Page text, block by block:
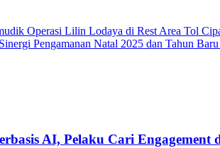
Operasi Lilin Lodaya di Rest Area Tol
Pengamanan Natal 2025 dan Tahun
AI, Pelaku Cari Engagement